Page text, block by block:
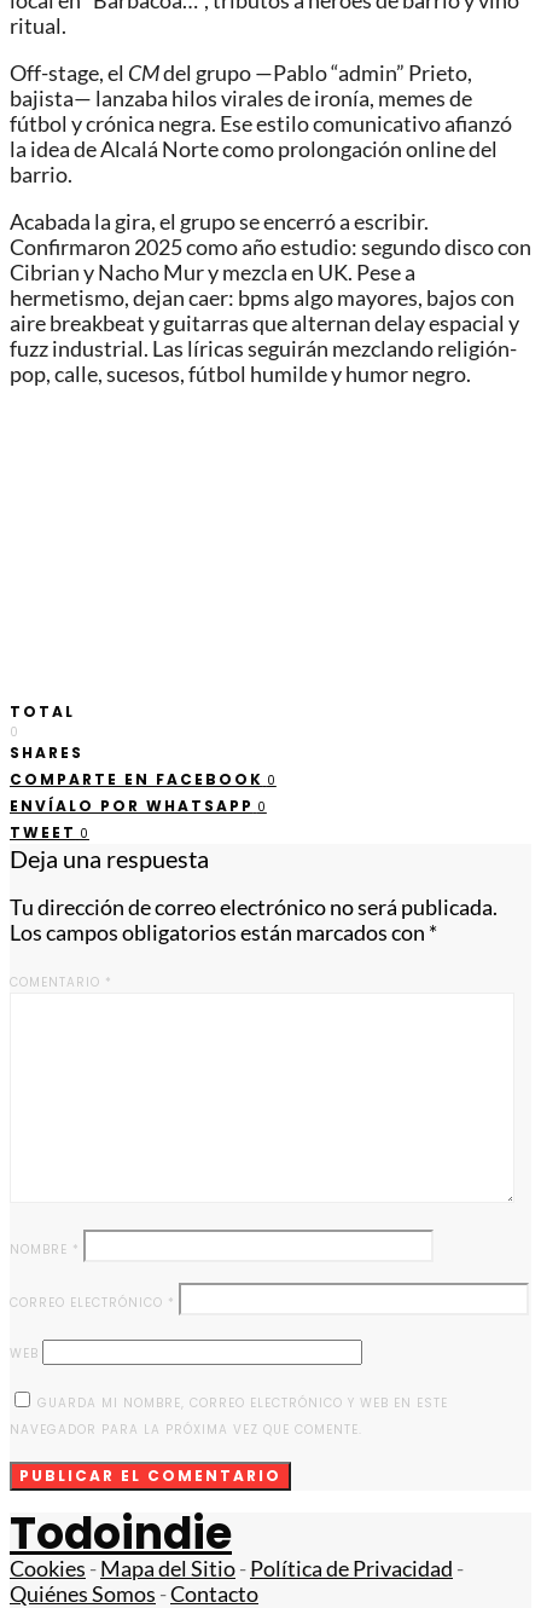
ritual.
Off-stage, el CMdel grupo —Pablo “admin” Prieto,
bajista— lanzaba hilos virales de ironía, memes de
fútbol y crónica negra. Ese estilo comunicativo afianzó
la idea de Alcalá Norte como prolongación online del
barrio.
Acabada la gira, el grupo se encerró a escribir.
Confirmaron 2025 como año estudio: segundo disco con
Cibrian y Nacho Mur y mezcla en UK. Pese a
hermetismo, dejan caer: bpms algo mayores, bajos con
aire breakbeat y guitarras que alternan delay espacial y
fuzz industrial. Las líricas seguirán mezclando religión-
pop, calle, sucesos, fútbol humilde y humor negro.
TOTAL
0
SHARES
COMPARTE EN FACEBOOK 0
ENVÍALO POR WHATSAPP 0
TWEET 0
Deja una respuesta
Tu dirección de correo electrónico no será publicada.
Los campos obligatorios están marcados con *
COMENTARIO *
NOMBRE *
CORREO ELECTRÓNICO *
WEB
GUARDA MI NOMBRE, CORREO ELECTRÓNICO Y WEB EN ESTE
NAVEGADOR PARA LA PRÓXIMA VEZ QUE COMENTE.
Todoindie
Cookies -Mapa del Sitio-Política de Privacidad -
Quiénes Somos -Contacto